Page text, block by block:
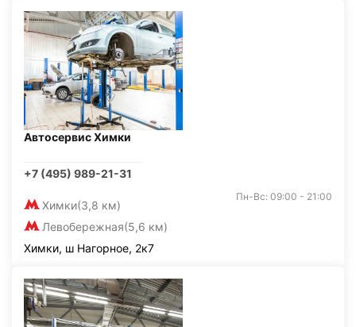
Автосервис Химки
+7 (495) 989-21-31
Химки(3,8 км)
Левобережная(5,6 км)
Пн-Вс: 09:00 - 21:00
Химки, ш Нагорное, 2к7